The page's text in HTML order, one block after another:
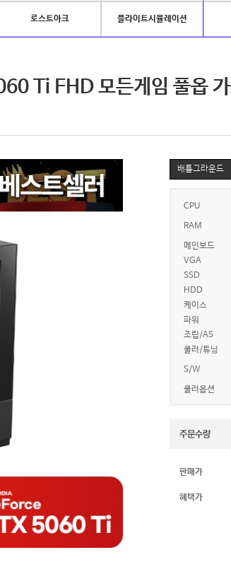
로스트아크 플라이트시뮬레이션
Ti FHD 모든게임 풀옵
배틀그라운드
CPU
RAM
메인보드
VGA
SSD
HDD
케이스
파워
조립/AS
쿨러/튜닝
S/W
쿨러옵션
판매가
혜택가